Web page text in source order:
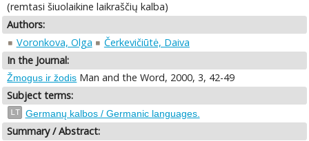
(remtasi šiuolaikine laikraščių kalba)
Authors:
Voronkova, Olga
Čerkevičiūtė, Daiva
In the Journal:
Žmogus ir žodis Man and the Word, 2000, 3, 42-49
Subject terms:
LT Germanų kalbos / Germanic languages.
Summary / Abstract: